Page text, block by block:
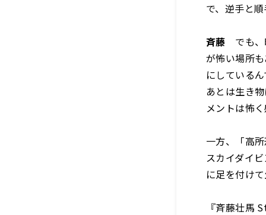
で、逆手と
斉藤 でも、
が怖い場所
にしている
あとは生き
メントは怖
一方、「高
スカイダイ
に足を付け
『斉藤壮馬